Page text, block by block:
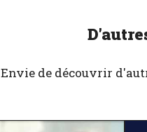
Envie de découvrir